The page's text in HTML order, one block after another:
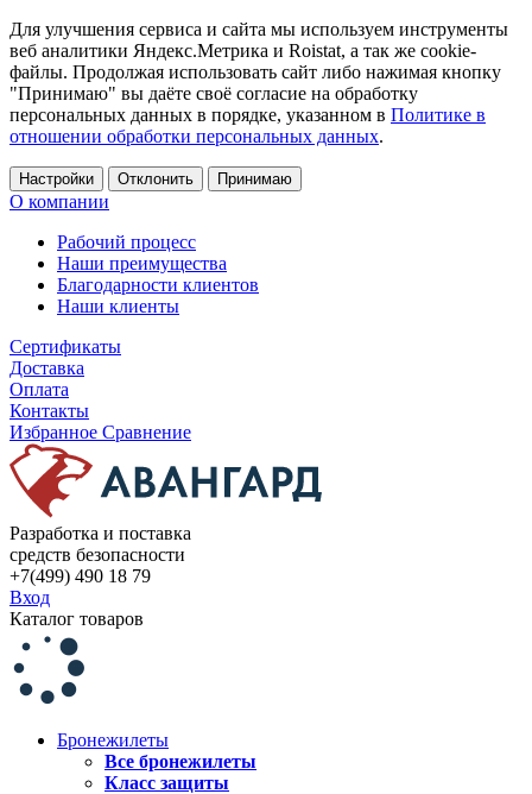
Для улучшения сервиса и сайта мы используем инструменты
веб аналитики Яндекс.Метрика и Roistat, а так же cookie-
файлы. Продолжая использовать сайт либо нажимая кнопку
"Принимаю" вы даёте своё согласие на обработку
персональных данных в порядке, указанном в Политике в
отношении обработки персональных данных.
Настройки Отклонить Принимаю
О компании
Рабочий процесс
Наши преимущества
Благодарности клиентов
Наши клиенты
Сертификаты
Доставка
Оплата
Контакты
Избранное Сравнение
Разработка и поставка
средств безопасности
+7(499) 490 18 79
Вход
Каталог товаров
Бронежилеты
Все бронежилеты
Класс защиты